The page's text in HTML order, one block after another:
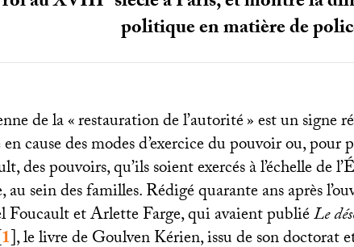
politique en matière de
de la «restauration de l’autorité» est un signe
cause des modes d’exercice du pouvoir ou,
des pouvoirs, qu’ils soient exercés à l’échelle de
au sein des familles. Rédigé quarante ans après
et Arlette Farge, qui avaient publiéLe
1], le livre de Goulven Kérien, issu de son doctorat